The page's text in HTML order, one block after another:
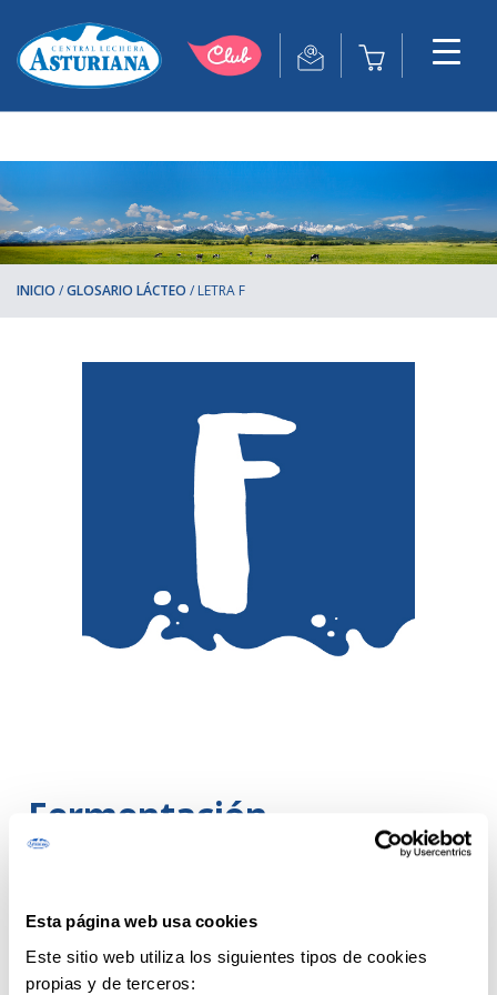
Esta página web usa cookies
Este sitio web utiliza los siguientes tipos de cookies
propias y de terceros:
INICIO /GLOSARIO LÁCTEO / LETRA F
Fermentación
La fermentación es un proceso metabólico en
levaduras o mohos transforman los azúcares
de los alimentos en sustancias más simples
(como ácidos orgánicos, gases o alcohol),